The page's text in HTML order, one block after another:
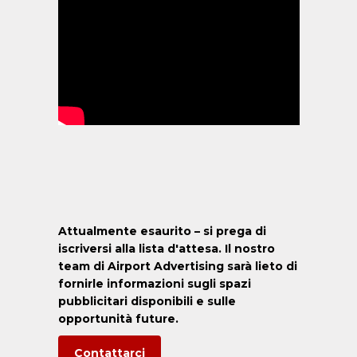
Attualmente esaurito – si prega di
iscriversi alla lista d'attesa. Il nostro
team di Airport Advertising sarà lieto di
fornirle informazioni sugli spazi
pubblicitari disponibili e sulle
opportunità future.
Contattarci